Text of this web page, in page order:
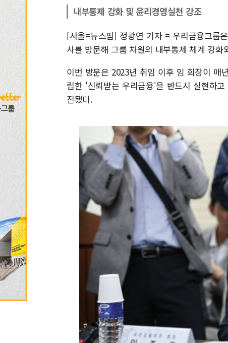
내부통제 강화 및 윤리경영실천 강조
[서울=뉴스핌] 정광연 기자 = 우리금융그룹
사를 방문해 그룹 차원의 내부통제 체계 강
이번 방문은 2023년 취임 이후 임 회장이 매
립한 '신뢰받는 우리금융'을 반드시 실현하
진됐다.